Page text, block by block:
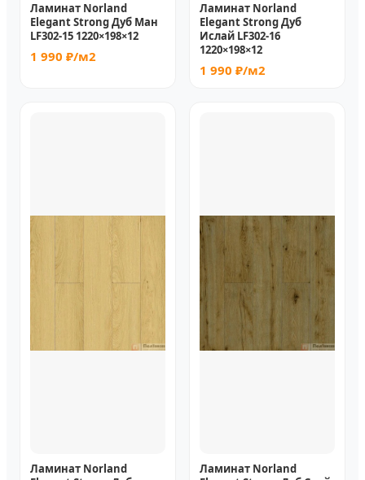
Ламинат Norland
Elegant Strong Дуб Ман
LF302-15 1220×198×12
1 990 ₽/м2
Ламинат Norland
Elegant Strong Дуб
Ислай LF302-16
1220×198×12
1 990 ₽/м2
Ламинат Norland
Ламинат Norland